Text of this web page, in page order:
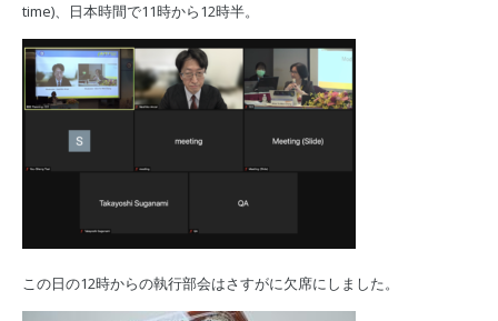
time)、日本時間で11時から12時半。
この日の12時からの執行部会はさすがに欠席にしました。